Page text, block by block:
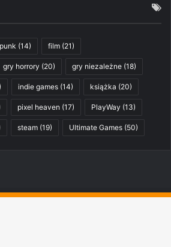
(14) film (21)
gry horrory (20) gry niezależne (18)
indie games (14) książka (20)
pixel heaven (17) PlayWay (13)
steam (19) Ultimate Games (50)